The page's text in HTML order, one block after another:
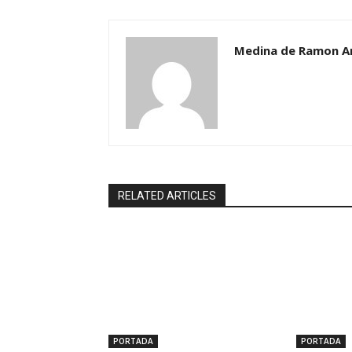
Medina de Ramon
RELATED ARTICLES
PORTADA PORTADA